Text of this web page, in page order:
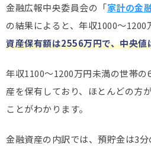
金融広報中央委員会の「家計の金
の結果によると、年収1000～1200
資産保有額は2556万円で、中央
年収1100～1200万円未満の世帯
産を保有しており、ほとんどの方
ことがわかります。
金融資産の内訳では、預貯金は3